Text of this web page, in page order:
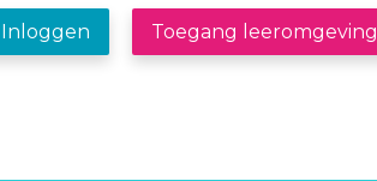
Inloggen Toegang leeromgeving